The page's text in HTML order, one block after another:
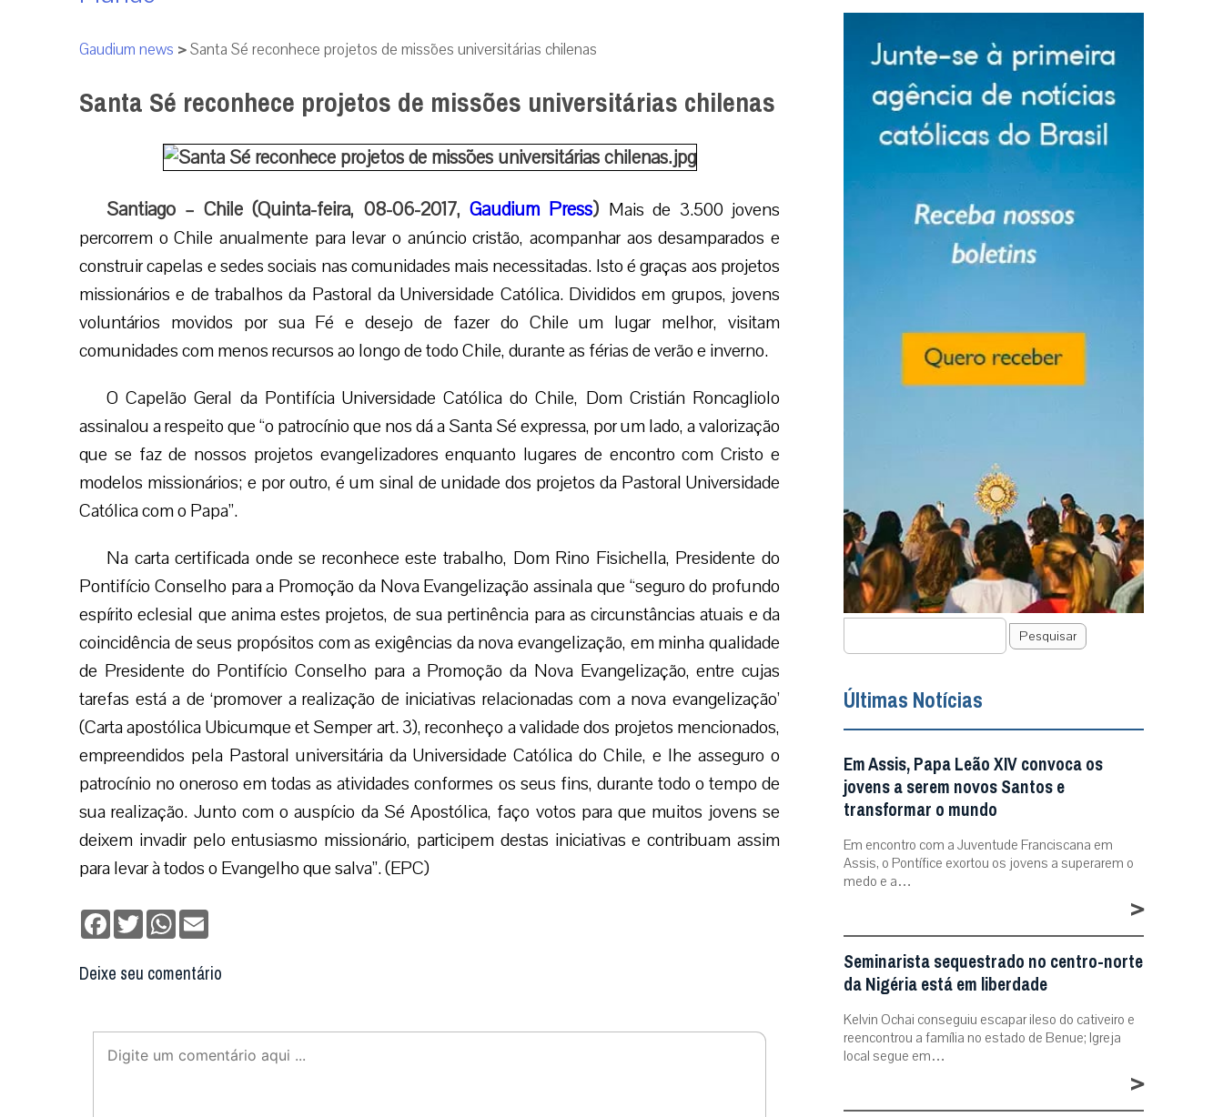
Gaudium news >Santa Sé reconhece projetos de missões universitárias chilenas
Santa Sé reconhece projetos de missões universitárias chilenas
Santiago – Chile (Quinta-feira, 08-06-2017, Gaudium Press) Mais de 3.500 jovens
percorrem o Chile anualmente para levar o anúncio cristão, acompanhar aos desamparados e
construir capelas e sedes sociais nas comunidades mais necessitadas. Isto é graças aos projetos
missionários e de trabalhos da Pastoral da Universidade Católica. Divididos em grupos, jovens
voluntários movidos por sua Fé e desejo de fazer do Chile um lugar melhor, visitam
comunidades com menos recursos ao longo de todo Chile, durante as férias de verão e inverno.
O Capelão Geral da Pontifícia Universidade Católica do Chile, Dom Cristián Roncagliolo
assinalou a respeito que “o patrocínio que nos dá a Santa Sé expressa, por um lado, a valorização
que se faz de nossos projetos evangelizadores enquanto lugares de encontro com Cristo e
modelos missionários; e por outro, é um sinal de unidade dos projetos da Pastoral Universidade
Católica com o Papa”.
Na carta certificada onde se reconhece este trabalho, Dom Rino Fisichella, Presidente do
Pontifício Conselho para a Promoção da Nova Evangelização assinala que “seguro do profundo
espírito eclesial que anima estes projetos, de sua pertinência para as circunstâncias atuais e da
coincidência de seus propósitos com as exigências da nova evangelização, em minha qualidade
de Presidente do Pontifício Conselho para a Promoção da Nova Evangelização, entre cujas
tarefas está a de ‘promover a realização de iniciativas relacionadas com a nova evangelização’
(Carta apostólica Ubicumque et Semper art. 3), reconheço a validade dos projetos mencionados,
empreendidos pela Pastoral universitária da Universidade Católica do Chile, e lhe asseguro o
patrocínio no oneroso em todas as atividades conformes os seus fins, durante todo o tempo de
sua realização. Junto com o auspício da Sé Apostólica, faço votos para que muitos jovens se
deixem invadir pelo entusiasmo missionário, participem destas iniciativas e contribuam assim
para levar à todos o Evangelho que salva”. (EPC)
Facebook
TwitterWhatsApp
Deixe seu comentário
Pesquisar
Últimas Notícias
Em Assis, Papa Leão XIV convoca os
jovens a serem novos Santos e
transformar o mundo
Em encontro com a Juventude Franciscana em
Assis, o Pontífice exortou os jovens a superarem o
medo e a…
>
Seminarista sequestrado no centro-norte
da Nigéria está em liberdade
Kelvin Ochai conseguiu escapar ileso do cativeiro e
reencontrou a família no estado de Benue; Igreja
local segue em…
>